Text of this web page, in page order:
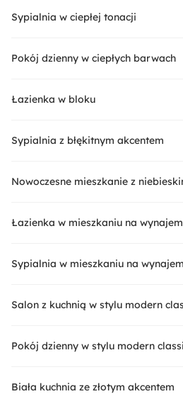
Sypialnia w ciepłej tonacji
Pokój dzienny w ciepłych barwach
Łazienka w bloku
Sypialnia z błękitnym akcentem
Nowoczesne mieszkanie z
Łazienka w mieszkaniu na wynajem
Sypialnia w mieszkaniu na wynajem
Salon z kuchnią w stylu modern
Pokój dzienny w stylu modern
Biała kuchnia ze złotym akcentem